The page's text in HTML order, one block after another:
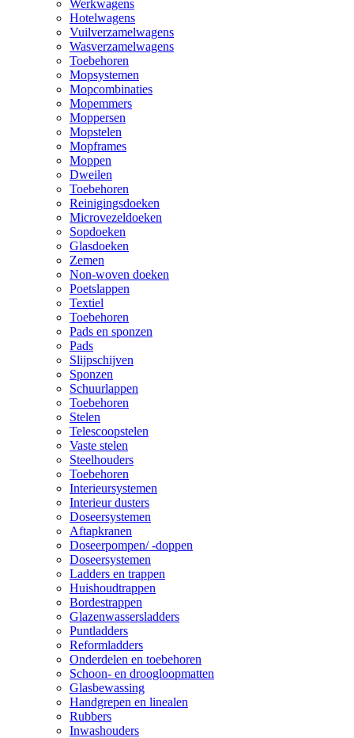
Werkwagens
Hotelwagens
Vuilverzamelwagens
Wasverzamelwagens
Toebehoren
Mopsystemen
Mopcombinaties
Mopemmers
Moppersen
Mopstelen
Mopframes
Moppen
Dweilen
Toebehoren
Reinigingsdoeken
Microvezeldoeken
Sopdoeken
Glasdoeken
Zemen
Non-woven doeken
Poetslappen
Textiel
Toebehoren
Pads en sponzen
Pads
Slijpschijven
Sponzen
Schuurlappen
Toebehoren
Stelen
Telescoopstelen
Vaste stelen
Steelhouders
Toebehoren
Interieursystemen
Interieur dusters
Doseersystemen
Aftapkranen
Doseerpompen/ -doppen
Doseersystemen
Ladders en trappen
Huishoudtrappen
Bordestrappen
Glazenwassersladders
Puntladders
Reformladders
Onderdelen en toebehoren
Schoon- en droogloopmatten
Glasbewassing
Handgrepen en linealen
Rubbers
Inwashouders